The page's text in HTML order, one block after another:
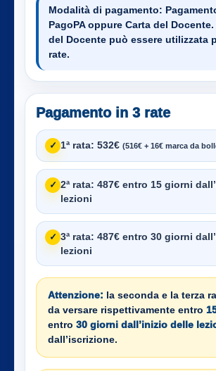
Modalità di pagamento:
PagoPA oppure Carta del
del Docente può essere utilizzata
rate.
Pagamento in 3 rate
✓ 1ª rata: 532€ (516€ + 16€ marca da
✓ 2ª rata: 487€ entro 15 giorni
lezioni
✓ 3ª rata: 487€ entro 30 giorni
lezioni
Attenzione: la seconda e la terza
da versare rispettivamente entro
entro 30 giorni dall’inizio delle
dall’iscrizione.